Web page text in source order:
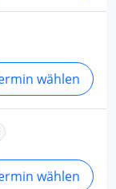
wählen
wählen